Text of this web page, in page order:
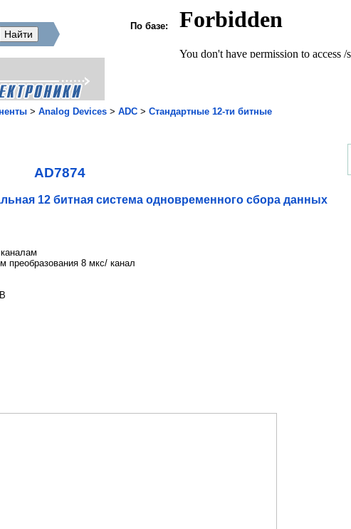
По базе:
> Analog Devices > ADC > Стандартные 12-ти битные
AD7874
12 битная система одновременного сбора данных
преобразования 8 мкс/ канал